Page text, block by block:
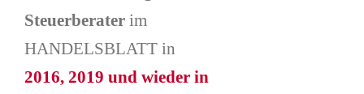
Steuerberater im
HANDELSBLATT in
2016, 2019 und wieder in